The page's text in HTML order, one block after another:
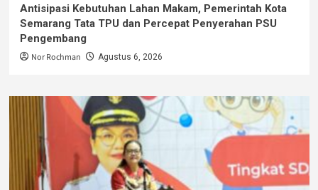
Antisipasi Kebutuhan Lahan Makam, Pemerintah Kota
Semarang Tata TPU dan Percepat Penyerahan PSU
Pengembang
Nor Rochman Agustus 6, 2026